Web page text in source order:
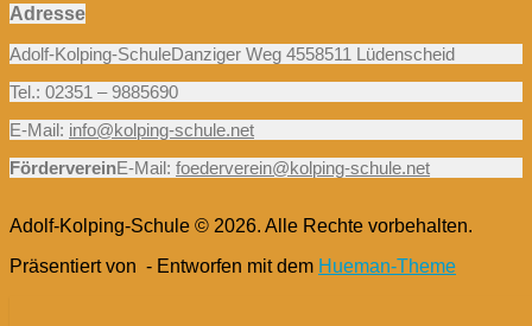
Adresse
Adolf-Kolping-SchuleDanziger Weg 4558511 Lüdenscheid
Tel.: 02351 – 9885690
E-Mail: info@kolping-schule.net
FördervereinE-Mail: foederverein@kolping-schule.net
Adolf-Kolping-Schule © 2026. Alle Rechte vorbehalten.
Präsentiert von - Entworfen mit dem Hueman-Theme